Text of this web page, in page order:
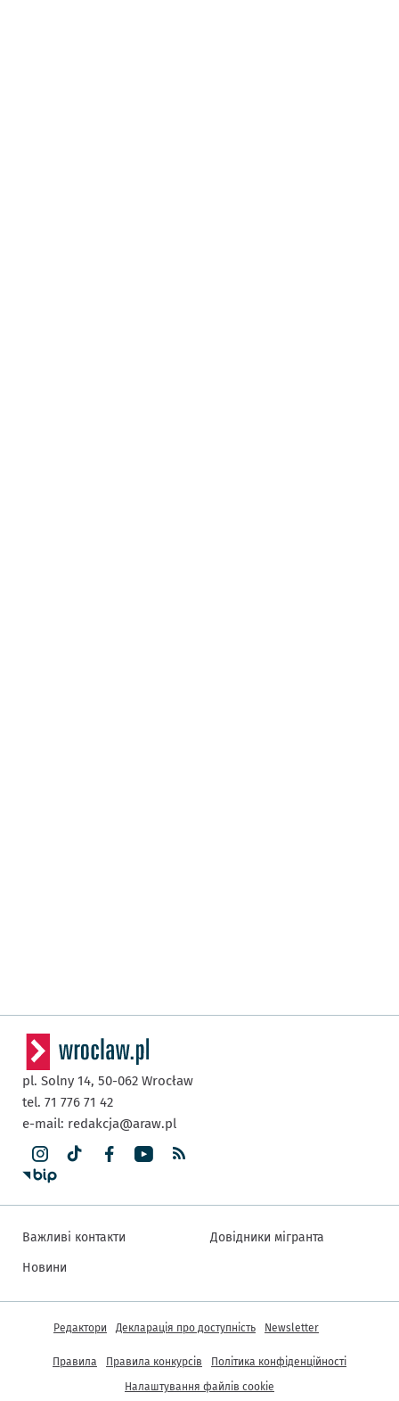
pl. Solny 14, 50-062 Wrocław
tel. 71 776 71 42
e-mail: redakcja@araw.pl
Важливі контакти
Новини
Довідники мігранта
Інша інформація
Редактори Декларація про доступність Newsletter
Правила Правила конкурсів
Політика конфіденційності
Налаштування файлів cookie